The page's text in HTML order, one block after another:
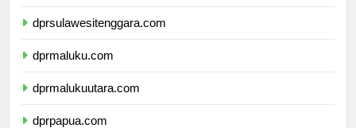
dprsulawesitenggara.com
dprmaluku.com
dprmalukuutara.com
dprpapua.com